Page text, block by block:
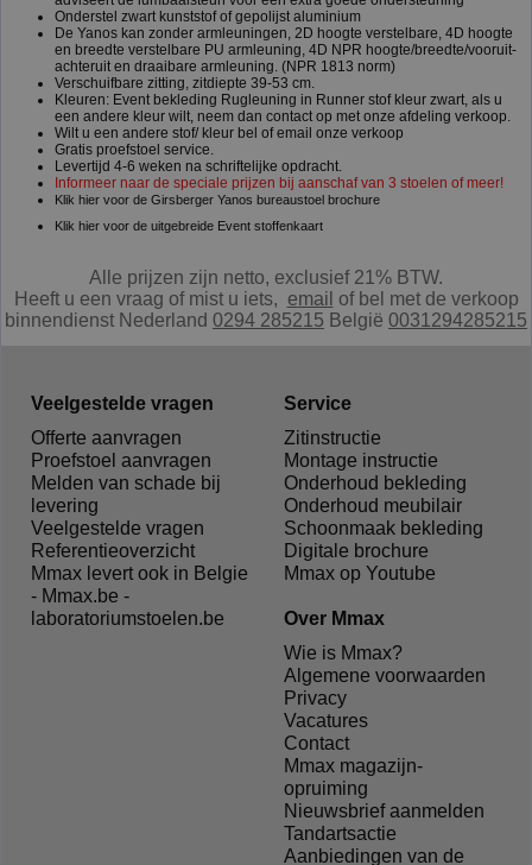
Onderstel zwart kunststof of gepolijst aluminium
De Yanos kan zonder armleuningen, 2D hoogte verstelbare, 4D hoogte
en breedte verstelbare PU armleuning, 4D NPR hoogte/breedte/vooruit-
achteruit en draaibare armleuning. (NPR 1813 norm)
Verschuifbare zitting, zitdiepte 39-53 cm.
Kleuren: Event bekleding Rugleuning in Runner stof kleur zwart, als u
een andere kleur wilt, neem dan contact op met onze afdeling verkoop.
Wilt u een andere stof/ kleur bel of email onze verkoop
Gratis proefstoel service.
Levertijd 4-6 weken na schriftelijke opdracht.
Informeer naar de speciale prijzen bij aanschaf van 3 stoelen of meer!
Klik hier voor de Girsberger Yanos bureaustoel brochure
Klik hier voor de uitgebreide Event stoffenkaart
Alle prijzen zijn netto, exclusief 21% BTW.
Heeft u een vraag of mist u iets, email of bel met de verkoop
binnendienst Nederland 0294 285215 België 0031294285215
Veelgestelde vragen
Offerte aanvragen
Proefstoel aanvragen
Melden van schade bij
levering
Veelgestelde vragen
Referentieoverzicht
Mmax levert ook in Belgie
- Mmax.be -
laboratoriumstoelen.be
Service
Zitinstructie
Montage instructie
Onderhoud bekleding
Onderhoud meubilair
Schoonmaak bekleding
Digitale brochure
Mmax op Youtube
Over Mmax
Wie is Mmax?
Algemene voorwaarden
Privacy
Vacatures
Contact
Mmax magazijn-
opruiming
Nieuwsbrief aanmelden
Tandartsactie
Aanbiedingen van de